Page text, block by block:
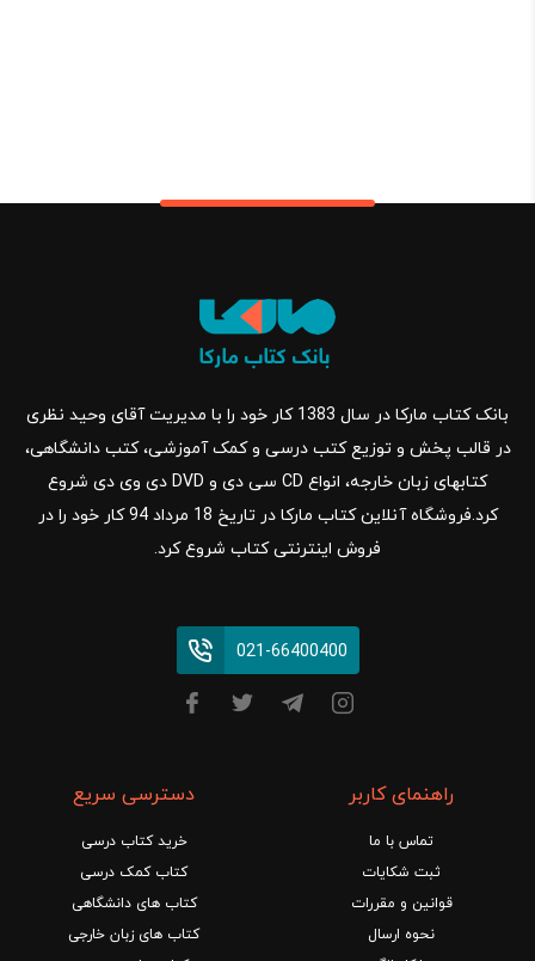
بانک کتاب مارکا در سال 1383 کار خود را با مدیریت آقای وحید نظری
در قالب پخش و توزیع کتب درسی و کمک آموزشی، کتب دانشگاهی،
کتابهای زبان خارجه، انواع CD سی دی و DVD دی وی دی شروع
کرد.فروشگاه آنلاین کتاب مارکا در تاریخ 18 مرداد 94 کار خود را در
فروش اینترنتی کتاب شروع کرد.
021-66400400
راهنمای کاربر
تماس با ما
ثبت شکایات
قوانین و مقررات
نحوه ارسال
دسترسی سریع
خرید کتاب درسی
کتاب کمک درسی
کتاب های دانشگاهی
کتاب های زبان خارجی